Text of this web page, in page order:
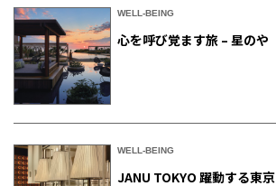
WELL-BEING
心を呼び覚ます旅 – 星のや
WELL-BEING
JANU TOKYO 躍動する東京